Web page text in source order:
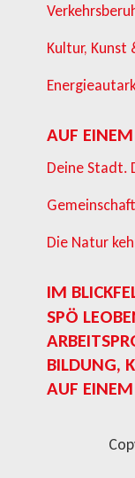
Kultur, Kunst
AUF
Deine Stadt.
Die Natur
IM
SPÖ
BILDUNG,
AUF